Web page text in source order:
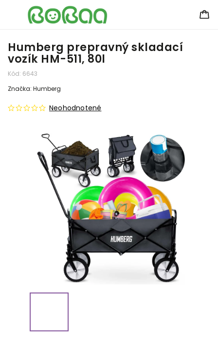
Humberg prepravný skladací
vozík HM-511, 80l
Kód: 6643
Neohodnotené
Značka: Humberg